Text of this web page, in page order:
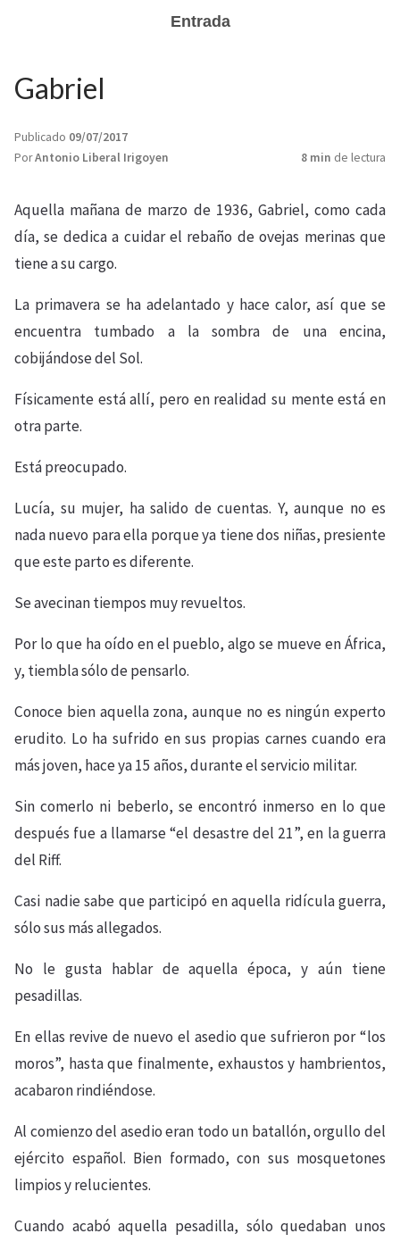
Entrada
Gabriel
Publicado 09/07/2017
PorAntonio Liberal Irigoyen 8 min de lectura
Aquella mañana de marzo de 1936, Gabriel, como cada
día, se dedica a cuidar el rebaño de ovejas merinas que
tiene a su cargo.
La primavera se ha adelantado y hace calor, así que se
encuentra tumbado a la sombra de una encina,
cobijándose del Sol.
Físicamente está allí, pero en realidad su mente está en
otra parte.
Está preocupado.
Lucía, su mujer, ha salido de cuentas. Y, aunque no es
nada nuevo para ella porque ya tiene dos niñas, presiente
que este parto es diferente.
Se avecinan tiempos muy revueltos.
Por lo que ha oído en el pueblo, algo se mueve en África,
y, tiembla sólo de pensarlo.
Conoce bien aquella zona, aunque no es ningún experto
erudito. Lo ha sufrido en sus propias carnes cuando era
más joven, hace ya 15 años, durante el servicio militar.
Sin comerlo ni beberlo, se encontró inmerso en lo que
después fue a llamarse “el desastre del 21”, en la guerra
del Riff.
Casi nadie sabe que participó en aquella ridícula guerra,
sólo sus más allegados.
No le gusta hablar de aquella época, y aún tiene
pesadillas.
En ellas revive de nuevo el asedio que sufrieron por “los
moros”, hasta que finalmente, exhaustos y hambrientos,
acabaron rindiéndose.
Al comienzo del asedio eran todo un batallón, orgullo del
ejército español. Bien formado, con sus mosquetones
limpios y relucientes.
Cuando acabó aquella pesadilla, sólo quedaban unos